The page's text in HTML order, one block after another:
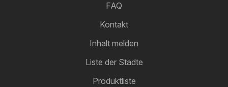
FAQ
Kontakt
Inhalt melden
Liste der Städte
Produktliste